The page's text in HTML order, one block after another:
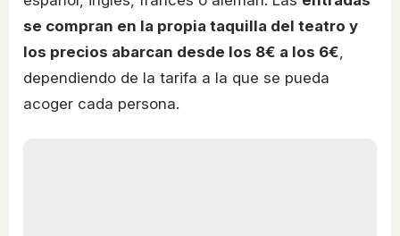
se compran en la propia taquilla del teatro y
los precios abarcan desde los 8€ a los 6€
dependiendo de la tarifa a la que se pueda
acoger cada persona.